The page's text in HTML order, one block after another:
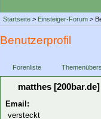
Startseite > Einsteiger-Forum >
Benutzerprofil
Forenliste
matthes [200bar.de]
Email:
versteckt